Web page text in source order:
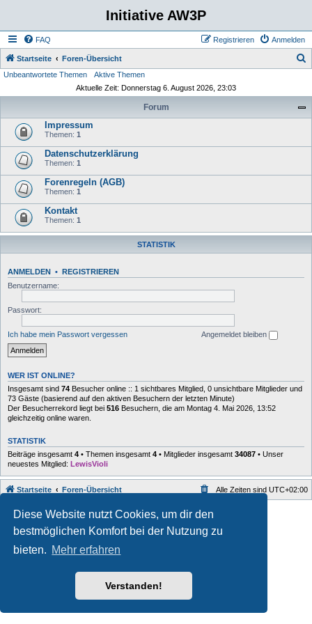
Diese Website nutzt Cookies, um dir den
bestmöglichen Komfort bei der Nutzung zu
bieten. Mehr erfahren
Verstanden!
Initiative AW3P
FAQ Anmelden
Registrieren
Startseite Foren-Übersicht
Unbeantwortete Themen
Aktive Themen
Aktuelle Zeit: Donnerstag 6. August 2026, 23:03
Forum
Impressum
Themen: 1
Datenschutzerklärung
Themen: 1
Forenregeln (AGB)
Themen: 1
Kontakt
Themen: 1
STATISTIK
ANMELDEN • REGISTRIEREN
Benutzername:
Passwort:
Ich habe mein Passwort vergessen Angemeldet bleiben
WER IST ONLINE?
Insgesamt sind 74 Besucher online :: 1 sichtbares Mitglied, 0 unsichtbare Mitglieder und
73 Gäste (basierend auf den aktiven Besuchern der letzten Minute)
Der Besucherrekord liegt bei 516 Besuchern, die am Montag 4. Mai 2026, 13:52
gleichzeitig online waren.
STATISTIK
Beiträge insgesamt 4 • Themen insgesamt 4 • Mitglieder insgesamt 34087 • Unser
neuestes Mitglied: LewisVioli
Startseite Foren-Übersicht Alle Zeiten sind UTC+02:00
Style developer by forum ,
Powered byphpBB ® Forum Software © phpBB Limited
Deutsche Übersetzung durchphpBB.de
Datenschutz